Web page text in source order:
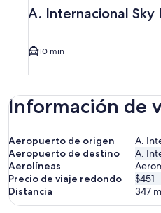
A. Internacional Sky
10 min
Información de
Aeropuerto de origen
A.
Aeropuerto de destino
A.
Aerolíneas
Precio de viaje redondo
$451
Distancia
347